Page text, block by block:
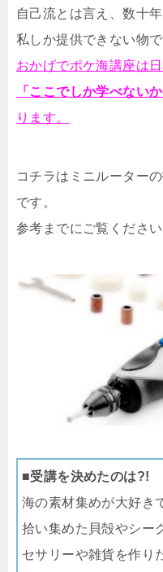
自己流とは言え、数十
私しか提供できない物
おかげでポケ海講座は
「ここでしか学べないか
ります。
コチラはミニルーター
です。
参考までにご覧ください
■受講を決めたのは?!
海の素材集めが大好き
拾い集めた貝殻やシー
セサリーや雑貨を作り